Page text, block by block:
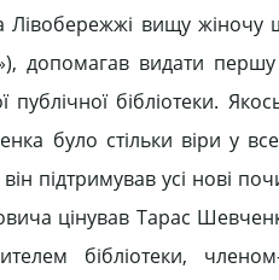
вищу жіночу
допомагав видати першу
публічної бібліотеки.
було стільки віри у
підтримував усі нові
цінував Тарас
бібліотеки, членом-